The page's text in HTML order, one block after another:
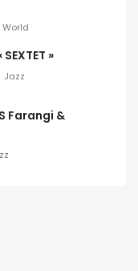
World
SEXTET »
Jazz
Farangi &